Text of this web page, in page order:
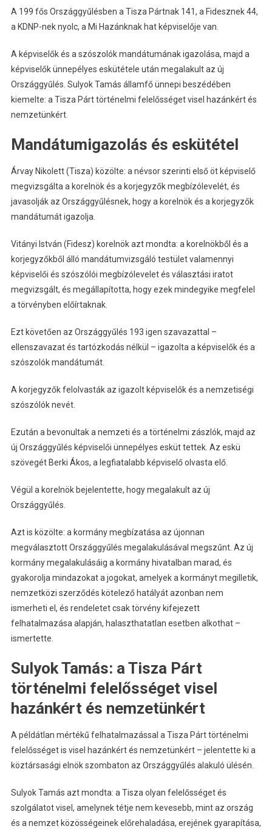
A 199 fős Országgyűlésben a Tisza Pártnak 141, a Fidesznek 44,
a KDNP-nek nyolc, a Mi Hazánknak hat képviselője van.
A képviselők és a szószolók mandátumának igazolása, majd a
képviselők ünnepélyes eskütétele után megalakult az új
Országgyűlés. Sulyok Tamás államfő ünnepi beszédében
kiemelte: a Tisza Párt történelmi felelősséget visel hazánkért és
nemzetünkért.
Mandátumigazolás és eskütétel
Árvay Nikolett (Tisza) közölte: a névsor szerinti első öt képviselő
megvizsgálta a korelnök és a korjegyzők megbízólevelét, és
javasolják az Országgyűlésnek, hogy a korelnök és a korjegyzők
mandátumát igazolja.
Vitányi István (Fidesz) korelnök azt mondta: a korelnökből és a
korjegyzőkből álló mandátumvizsgáló testület valamennyi
képviselői és szószólói megbízólevelet és választási iratot
megvizsgált, és megállapította, hogy ezek mindegyike megfelel
a törvényben előírtaknak.
Ezt követően az Országgyűlés 193 igen szavazattal –
ellenszavazat és tartózkodás nélkül – igazolta a képviselők és a
szószolók mandátumát.
A korjegyzők felolvasták az igazolt képviselők és a nemzetiségi
szószólók nevét.
Ezután a bevonultak a nemzeti és a történelmi zászlók, majd az
új Országgyűlés képviselői ünnepélyes esküt tettek. Az eskü
szövegét Berki Ákos, a legfiatalabb képviselő olvasta elő.
Végül a korelnök bejelentette, hogy megalakult az új
Országgyűlés.
Azt is közölte: a kormány megbízatása az újonnan
megválasztott Országgyűlés megalakulásával megszűnt. Az új
kormány megalakulásáig a kormány hivatalban marad, és
gyakorolja mindazokat a jogokat, amelyek a kormányt megilletik,
nemzetközi szerződés kötelező hatályát azonban nem
ismerheti el, és rendeletet csak törvény kifejezett
felhatalmazása alapján, halaszthatatlan esetben alkothat –
ismertette.
Sulyok Tamás: a Tisza Párt
történelmi felelősséget visel
hazánkért és nemzetünkért
A példátlan mértékű felhatalmazással a Tisza Párt történelmi
felelősséget is visel hazánkért és nemzetünkért – jelentette ki a
köztársasági elnök szombaton az Országgyűlés alakuló ülésén.
Sulyok Tamás azt mondta: a Tisza olyan felelősséget és
szolgálatot visel, amelynek tétje nem kevesebb, mint az ország
és a nemzet közösségeinek előrehaladása, erejének gyarapítása,